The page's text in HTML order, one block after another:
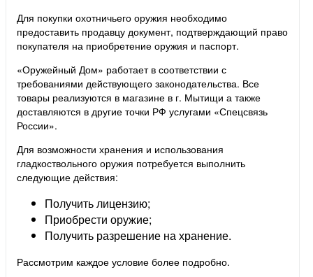
Для покупки охотничьего оружия необходимо
предоставить продавцу документ, подтверждающий право
покупателя на приобретение оружия и паспорт.
«Оружейный Дом» работает в соответствии с
требованиями действующего законодательства. Все
товары реализуются в магазине в г. Мытищи а также
доставляются в другие точки РФ услугами «Спецсвязь
России».
Для возможности хранения и использования
гладкоствольного оружия потребуется выполнить
следующие действия:
Получить лицензию;
Приобрести оружие;
Получить разрешение на хранение.
Рассмотрим каждое условие более подробно.